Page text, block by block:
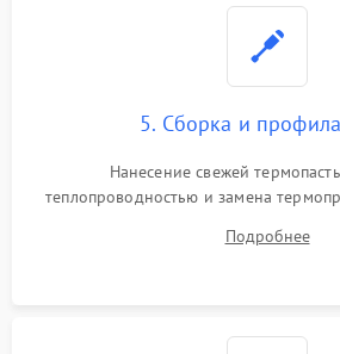
5. Сборка и
Нанесение свежей
теплопроводностью и замена
шлейфов, модулей памяти иПодробнее